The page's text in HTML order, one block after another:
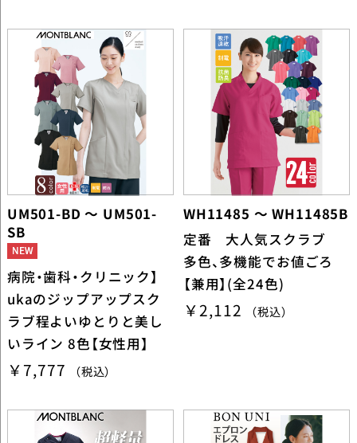
UM501-BD ～ UM501-
SB
病院・歯科・クリニック】
ukaのジップアップスク
ラブ程よいゆとりと美し
いライン 8色【女性用】
￥7,777 （税込）
WH11485 ～ WH11485B
定番 大人気スクラブ
多色、多機能でお値ごろ
【兼用】(全24色)
￥2,112 （税込）